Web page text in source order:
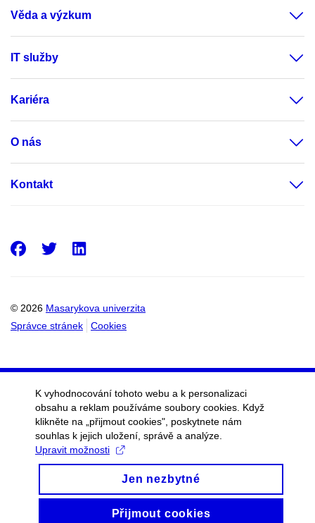
Věda a výzkum
IT služby
Kariéra
O nás
Kontakt
© 2026 Masarykova univerzita
Správce stránek
Cookies
Facebook
Twitter
K vyhodnocování tohoto webu a k personalizaci
obsahu a reklam používáme soubory cookies. Když
klikněte na „přijmout cookies", poskytnete nám
souhlas k jejich uložení, správě a analýze.
Upravit možnosti
Jen nezbytné
Přijmout cookies